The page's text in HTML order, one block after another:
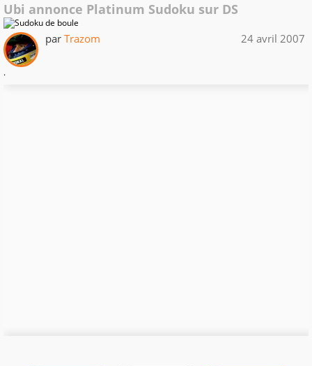
Ubi annonce Platinum Sudoku sur DS
par Trazom 24 avril 2007
.